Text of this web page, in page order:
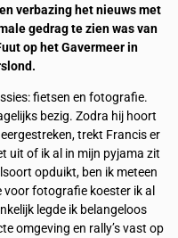
verbazing het nieuws met
gedrag te zien was van
op het Gavermeer in
fietsen en fotografie.
bezig. Zodra hij hoort
trekt Francis er
uit of ik al in mijn pyjama zit
opduikt, ben ik meteen
voor fotografie koester ik al
legde ik belangeloos
omgeving en rally’s vast op